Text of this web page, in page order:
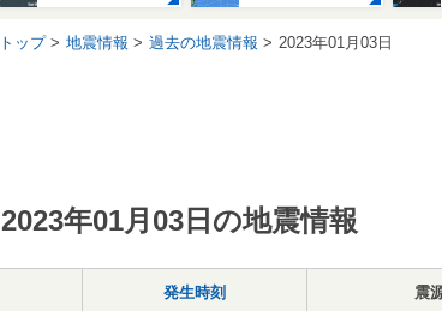
トップ 地震情報 過去の地震情報 2023年01月03日
2023年01月03日の地震情報
発生時刻 震